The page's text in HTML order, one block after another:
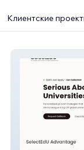
Клиентские